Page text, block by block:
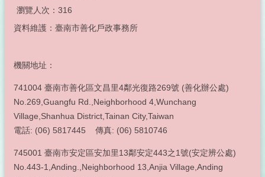
瀏覽人次： 316
資料維護：臺南市善化戶政事務所
機關地址：
741004 臺南市善化區文昌里4鄰光復路269號 (善化辦公處)
No.269,Guangfu Rd.,Neighborhood 4,Wunchang
Village,Shanhua District,Tainan City,Taiwan
電話: (06) 5817445 傳真: (06) 5810746
745001 臺南市安定區安加里13鄰安定443之1號(安定辨公處)
No.443-1,Anding.,Neighborhood 13,Anjia Village,Anding